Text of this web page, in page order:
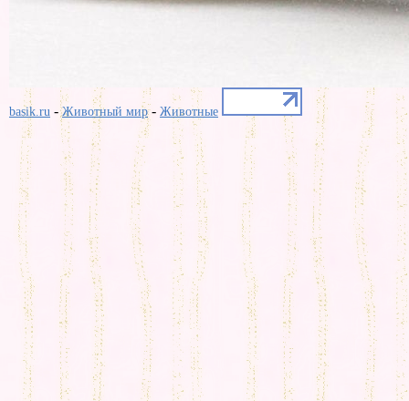
basik.ru -Животный мир- Животные